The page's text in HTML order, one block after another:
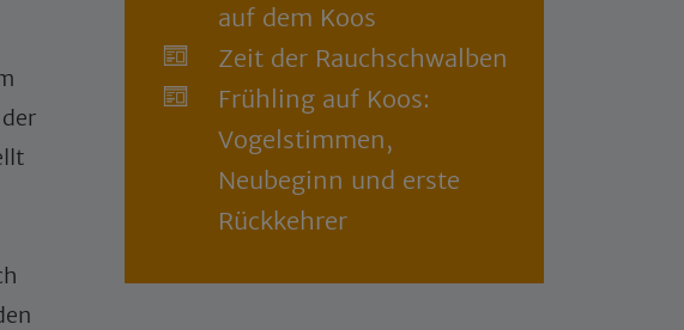
auf dem Koos
Zeit der Rauchschwalben
Frühling auf Koos:
Vogelstimmen,
Neubeginn und erste
Rückkehrer